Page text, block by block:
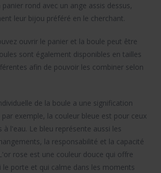
rond avec un ange assis dessus,
leur bijou préféré en le cherchant.
ouvrir le panier et la boule peut être
sont également disponibles en tailles
afin de pouvoir les combiner selon
de la boule a une signification
par exemple, la couleur bleue est pour ceux
à l'eau. Le bleu représente aussi les
la responsabilité et la capacité
rose est une couleur douce qui offre
le porte et qui calme dans les moments